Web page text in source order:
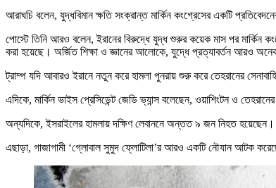
আরাঘচি বলেন, যুদ্ধবিমান ক্ষতি সংক্রান্ত মার্কিন কংগ্রেসের একটি
পোস্টে তিনি আরও বলেন, ইরানের বিরুদ্ধে যুদ্ধ শুরুর কয়েক মাস পর মার্কিন
করা হয়েছে। অর্জিত শিক্ষা ও জ্ঞানের আলোকে, যুদ্ধে প্রত্যাবর্তন আরও
ট্রাম্প যদি আবারও ইরানে নতুন করে হামলা পুনরায় শুরু করে তেহরানের
এদিকে, মার্কিন ভাইস প্রেসিডেন্ট জেডি ভ্যান্স বলেছেন, ওয়াশিংটন ও
অন্যদিকে, ইসরাইলের হামলায় দক্ষিণ লেবাননে অন্তত ৯ জন নিহত হয়েছেন।
এছাড়া, গাজাগামী ‘গ্লোবাল সুমুদ ফ্লোটিলা’র আরও একটি নৌযান আটক